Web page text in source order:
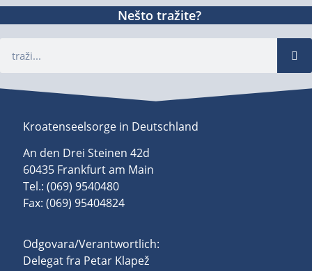
Nešto tražite?
Kroatenseelsorge in Deutschland
An den Drei Steinen 42d
60435 Frankfurt am Main
Tel.: (069) 9540480
Fax: (069) 95404824
Odgovara/Verantwortlich:
Delegat fra Petar Klapež